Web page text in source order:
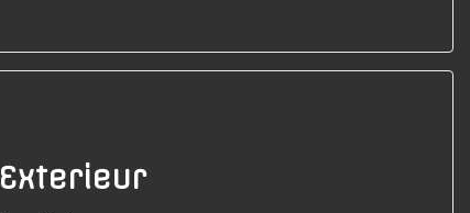
Exterieur